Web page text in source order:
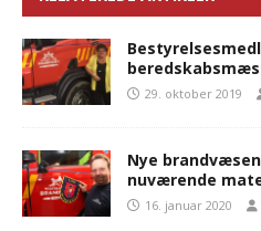
29. oktober 2019
Nye
nuværende
16. januar 2020